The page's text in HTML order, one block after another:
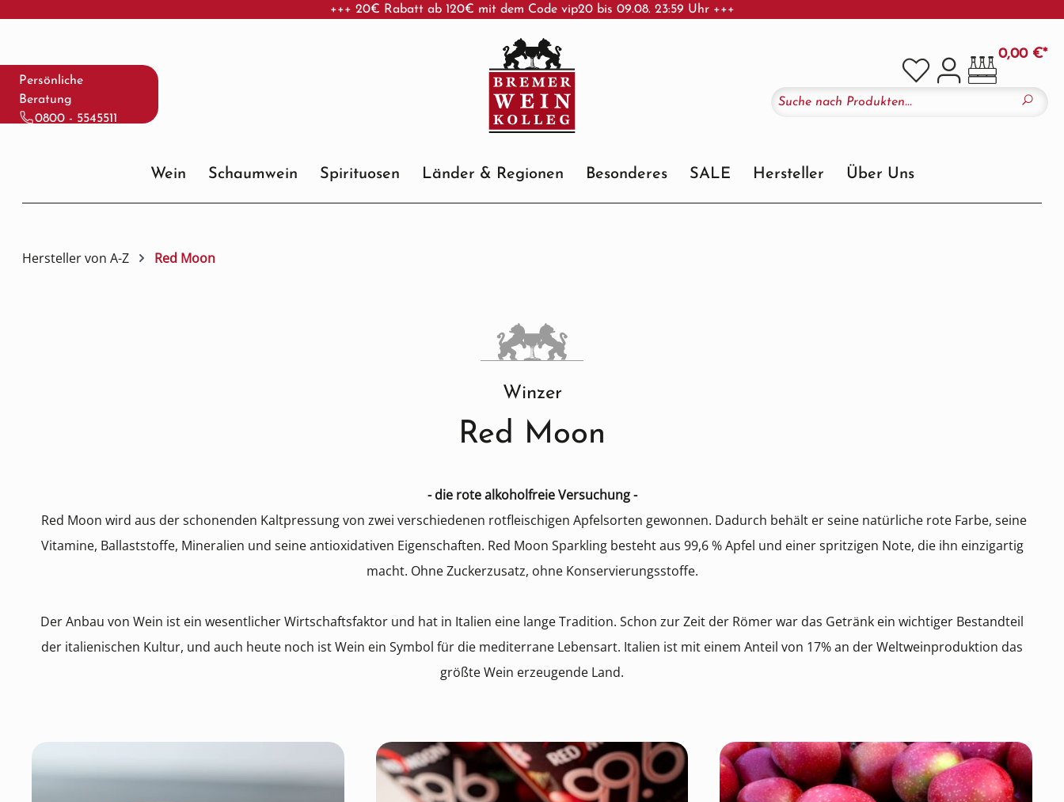
Hauptinhalt springen
Zur Suche springen
Zur Hauptnavigation springen
Persönliche
Beratung
0800 - 5545511
+++ 20€ Rabatt ab 120€ mit dem Code vip20 bis 09.08. 23:59 Uhr +++
0,00 €*
Wein Schaumwein Spirituosen Länder & Regionen Besonderes SALE Hersteller Über Uns
Hersteller von A-Z Red Moon
Winzer
Red Moon
- die rote alkoholfreie Versuchung -
Red Moon wird aus der schonenden Kaltpressung von zwei verschiedenen rotfleischigen Apfelsorten gewonnen. Dadurch behält er seine natürliche rote Farbe, seine
Vitamine, Ballaststoffe, Mineralien und seine antioxidativen Eigenschaften. Red Moon Sparkling besteht aus 99,6 % Apfel und einer spritzigen Note, die ihn einzigartig
macht. Ohne Zuckerzusatz, ohne Konservierungsstoffe.
Der Anbau von Wein ist ein wesentlicher Wirtschaftsfaktor und hat in Italien eine lange Tradition. Schon zur Zeit der Römer war das Getränk ein wichtiger Bestandteil
der italienischen Kultur, und auch heute noch ist Wein ein Symbol für die mediterrane Lebensart. Italien ist mit einem Anteil von 17% an der Weltweinproduktion das
größte Wein erzeugende Land.